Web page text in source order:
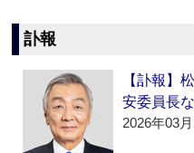
訃報
【訃報】
安委員長
2026年03